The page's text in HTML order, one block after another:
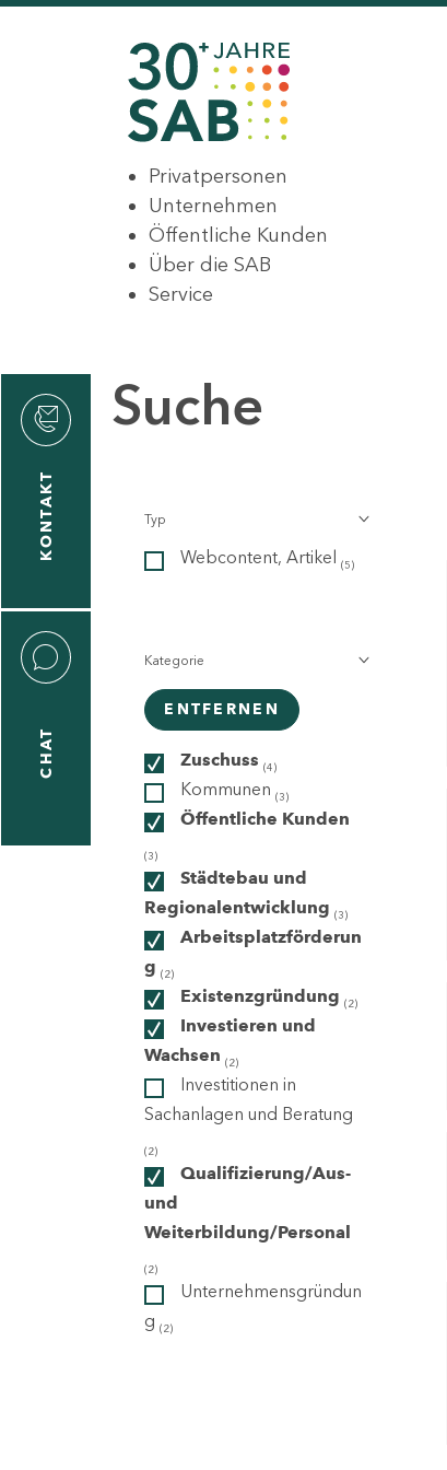
Privatpersonen
Unternehmen
Öffentliche Kunden
Über die SAB
Service
KONTAKT
CHAT
Suche
Typ
Webcontent, Artikel (5)
Kategorie
ENTFERNEN
Zuschuss (4)
Kommunen (3)
Öffentliche Kunden
(3)
Städtebau und
Regionalentwicklung (3)
Arbeitsplatzförderun
g (2)
Existenzgründung (2)
Investieren und
Wachsen (2)
Investitionen in
Sachanlagen und Beratung
(2)
Qualifizierung/Aus-
und
Weiterbildung/Personal
(2)
Unternehmensgründun
g (2)